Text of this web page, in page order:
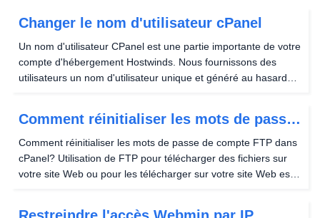
Changer le nom d'utilisateur cPanel
Un nom d'utilisateur CPanel est une partie importante de votre
compte d'hébergement Hostwinds. Nous fournissons des
utilisateurs un nom d'utilisateur unique et généré au hasard
Comment réinitialiser les mots de passe
de compte FTP
Comment réinitialiser les mots de passe de compte FTP dans
cPanel? Utilisation de FTP pour télécharger des fichiers sur
votre site Web ou pour les télécharger sur votre site Web est